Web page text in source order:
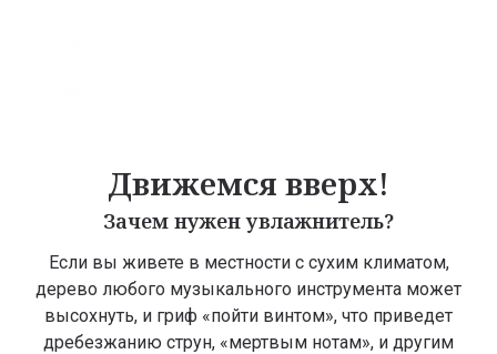
Движемся вверх!
Зачем нужен увлажнитель?
Если вы живете в местности с сухим климатом,
дерево любого музыкального инструмента может
высохнуть, и гриф «пойти винтом», что приведет
дребезжанию струн, «мертвым нотам», и другим